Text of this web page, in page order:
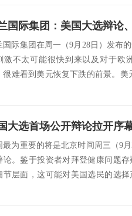
国际集团在周一（9月28日）发布
激不太可能很快到来以及对于欧
很难看到美元恢复下跌的前景。
最为重要的将是北京时间周三（9
论。鉴于投资者对拜登健康问题
节层面，这可能对美国选民的选